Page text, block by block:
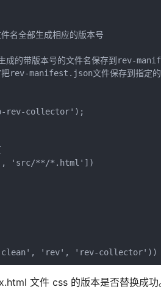
名全部生成相应的版本号
的带版本号的文件名保存到rev-
manifest.json文件保存到指定的
rev-collector');
'src/**/*.html'])
文件 css 的版本是否替换成功